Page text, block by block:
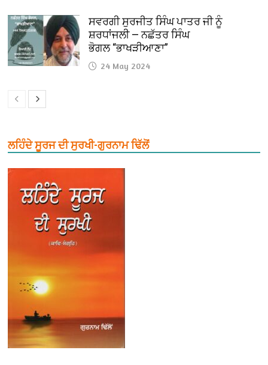
ਸਵਰਗੀ ਸੁਰਜੀਤ ਸਿੰਘ ਪਾਤਰ ਜੀ ਨੂੰ
ਸ਼ਰਧਾਂਜਲੀ — ਨਛੱਤਰ ਸਿੰਘ
ਭੋਗਲ “ਭਾਖੜੀਆਣਾ”
24 May 2024
ਲਹਿੰਦੇ ਸੂਰਜ ਦੀ ਸੁਰਖੀ-ਗੁਰਨਾਮ ਢਿੱਲੋਂ